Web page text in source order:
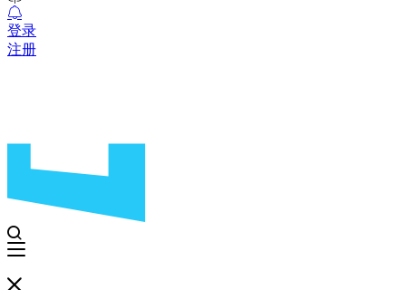
登录
注册